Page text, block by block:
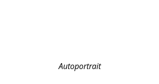
Autoportrait